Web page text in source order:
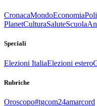
CronacaMondoEconomia
PlanetCulturaSaluteScuola
Speciali
Elezioni ItaliaElezioni estero
Rubriche
Oroscopo#tgcom24amarcord